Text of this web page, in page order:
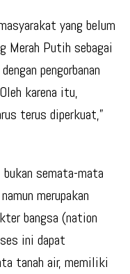
yang belum
Merah Putih sebagai
pengorbanan
karena itu,
terus diperkuat,”
semata-mata
merupakan
bangsa (nation
ini dapat
tanah air, memiliki